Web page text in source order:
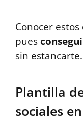
Conocer
pues
sin estancarte.
Plantilla
sociales